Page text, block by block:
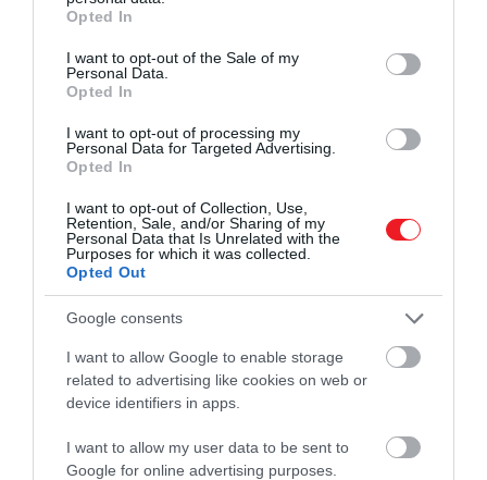
grant or deny consent to Google and its third-party tags to
use your data for below specified purposes in below Google
consent section.
Opted In
I want to opt-out of the Sale of my
Personal Data.
Opted In
I want to opt-out of processing my
Personal Data for Targeted Advertising.
Opted In
I want to opt-out of Collection, Use,
Retention, Sale, and/or Sharing of my
Personal Data that Is Unrelated with the
Purposes for which it was collected.
Opted Out
Google consents
I want to allow Google to enable storage
related to advertising like cookies on web or
device identifiers in apps.
I want to allow my user data to be sent to
Google for online advertising purposes.
Illusztráció
Natalia Kokhanova/Shutterstock